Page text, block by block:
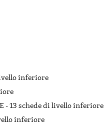
inferiore
-13 schede di livello inferiore
inferiore